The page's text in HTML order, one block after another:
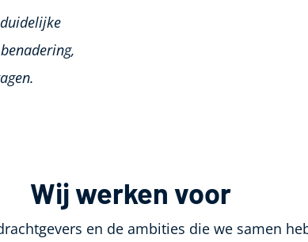
Wij werken voor
en de ambities die we samen